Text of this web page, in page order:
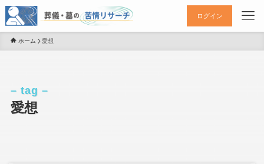
ログイン
ホーム 愛想
愛想
– tag –